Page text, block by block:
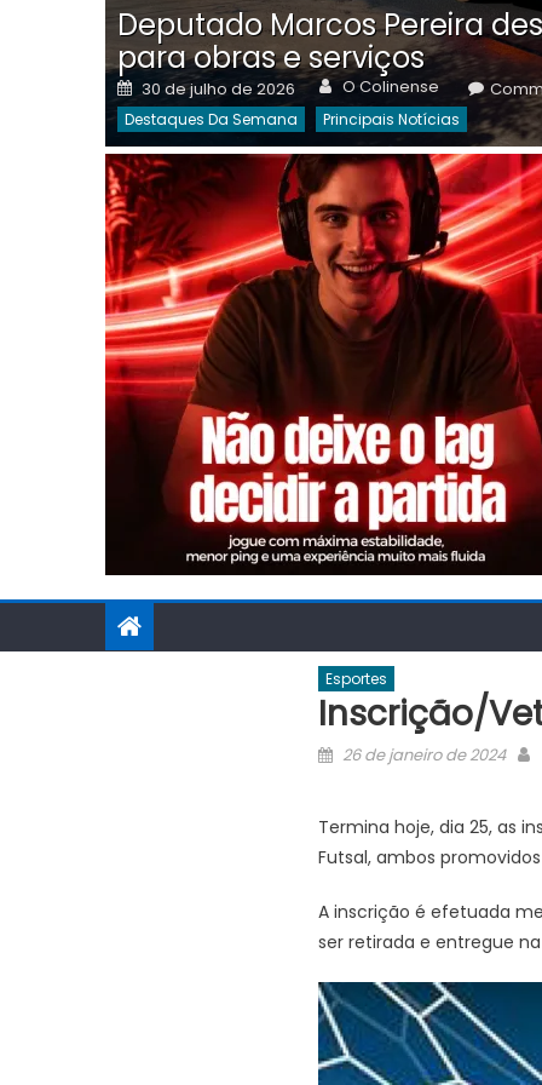
Deputado Marcos Pereira
para obras e serviços
Posted
on
30 de julho de 2026 Author
O Colinense
Destaques Da Semana Principais Notícias
Esportes
Inscrição/
Posted
26 de janeiro de 2024
Termina hoje, dia 25, as
Futsal, ambos
A inscrição é efetuada
ser retirada e entregue